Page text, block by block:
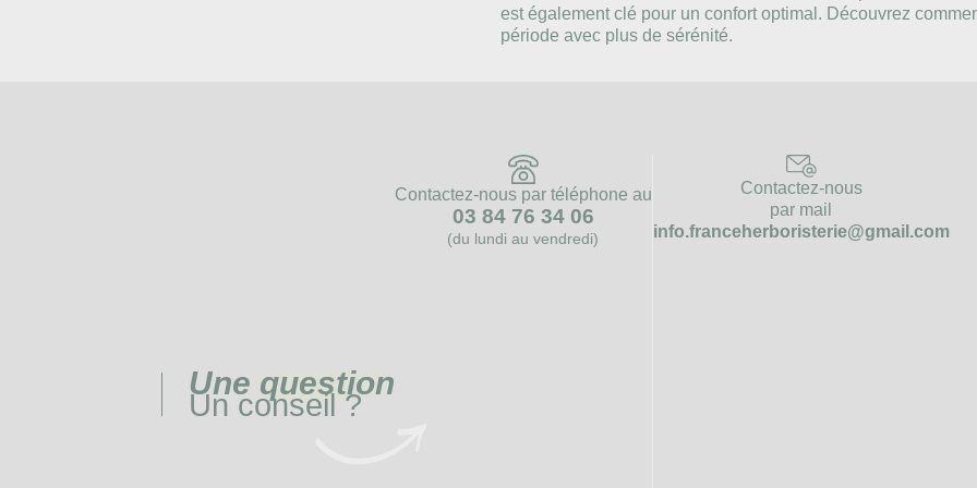
est également clé pour un confort optimal. Découvrez
période avec plus de sérénité.
Une question
Un conseil ?
Contactez-nous par téléphone au
03 84 76 34 06
(du lundi au vendredi)
Contactez-nous
par mail
info.franceherboristerie@gmail.com